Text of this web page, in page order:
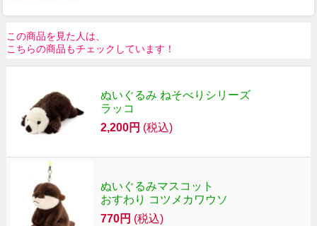
この商品を見た人は、
こちらの商品もチェックしています！
ぬいぐるみ ねそべりシリーズ
ラッコ
2,200円 (税込)
ぬいぐるみマスコット
おすわり コツメカワウソ
770円 (税込)